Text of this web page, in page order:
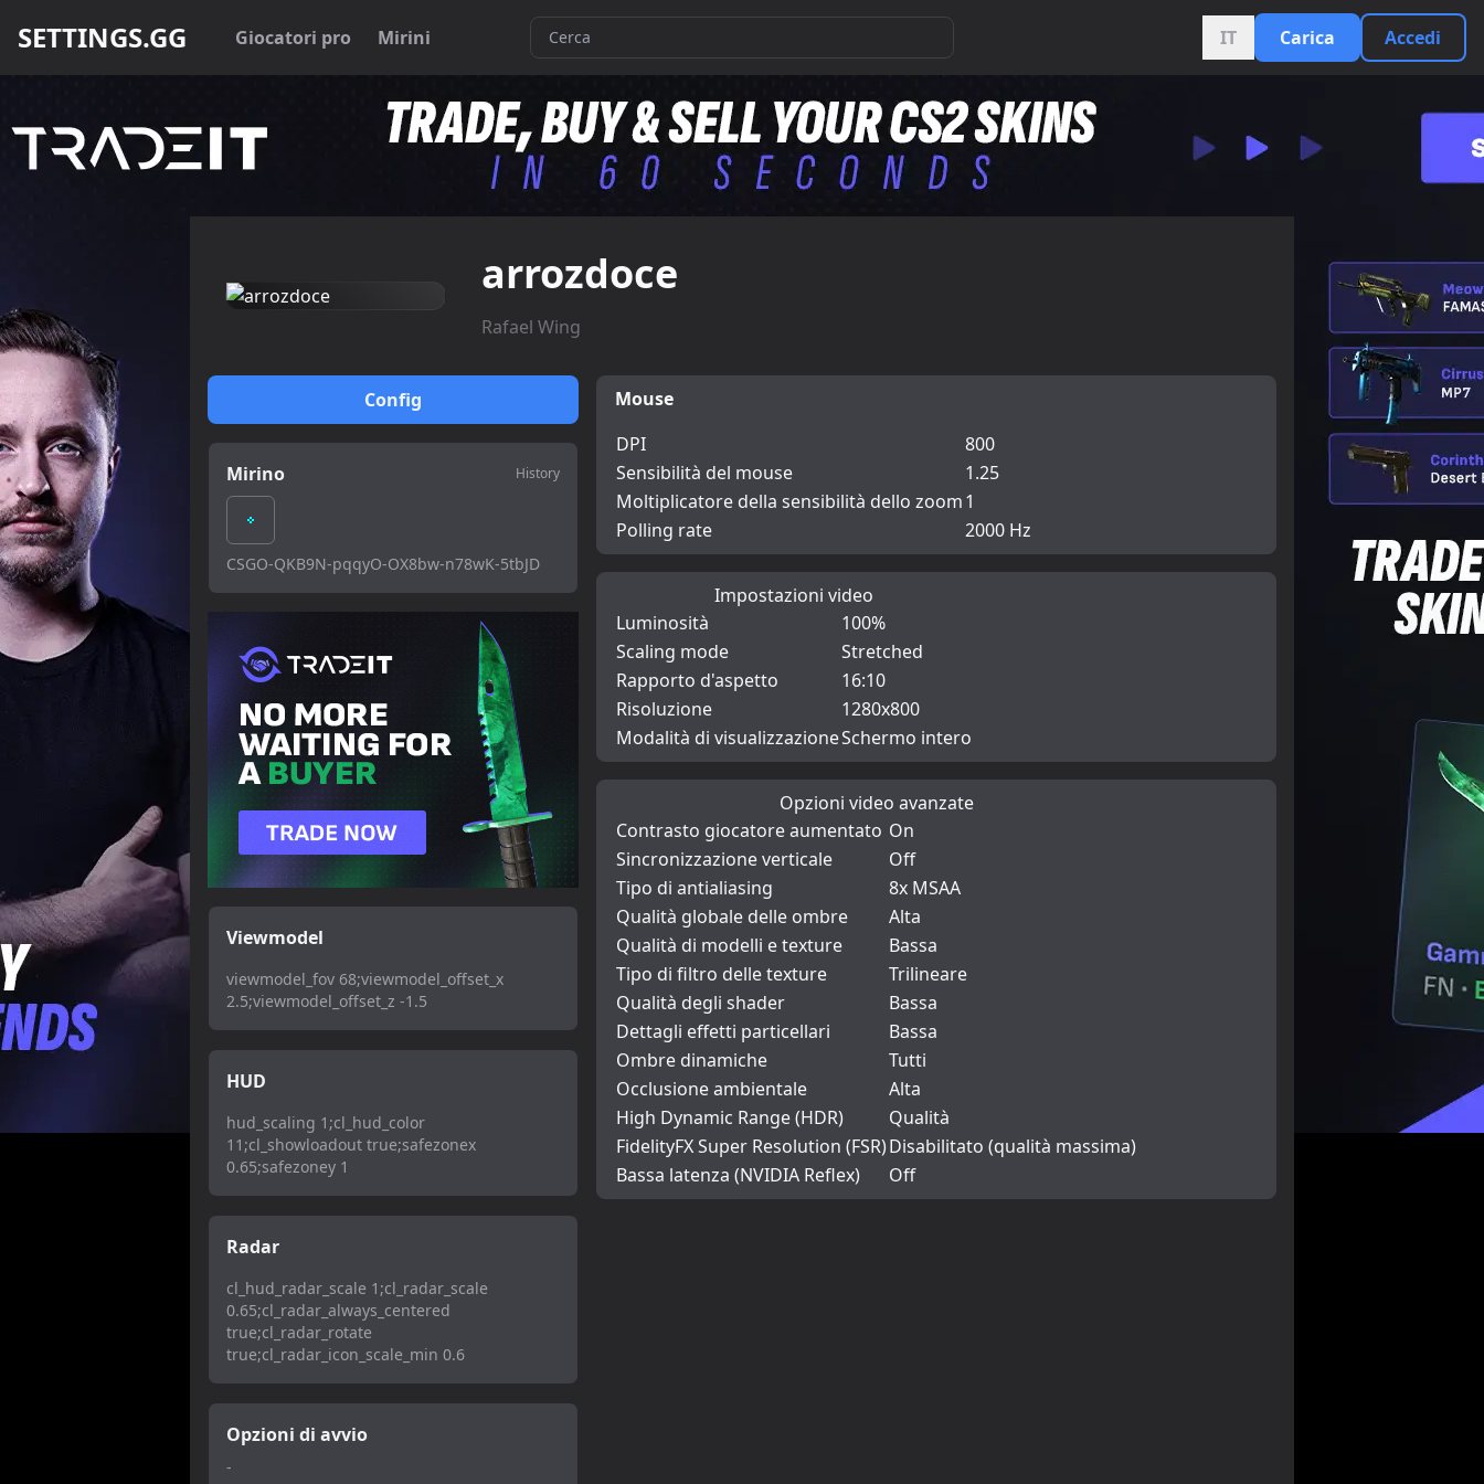
SETTINGS.GG Giocatori pro Mirini IT Carica Accedi
arrozdoce
Rafael Wing
Config
Mirino History
CSGO-QKB9N-pqqyO-OX8bw-n78wK-5tbJD
Viewmodel
viewmodel_fov 68;viewmodel_offset_x
2.5;viewmodel_offset_z -1.5
HUD
hud_scaling 1;cl_hud_color
11;cl_showloadout true;safezonex
0.65;safezoney 1
Radar
cl_hud_radar_scale 1;cl_radar_scale
0.65;cl_radar_always_centered
true;cl_radar_rotate
true;cl_radar_icon_scale_min 0.6
Opzioni di avvio
-
Mouse
DPI
800
Sensibilità del mouse
1.25
Moltiplicatore della sensibilità dello zoom1
Polling rate
2000 Hz
Impostazioni video
Luminosità
100%
Scaling mode
Stretched
Rapporto d'aspetto
16:10
Risoluzione
1280x800
Modalità di visualizzazioneSchermo intero
Opzioni video avanzate
Contrasto giocatore aumentato On
Sincronizzazione verticale
Off
Tipo di antialiasing
8x MSAA
Qualità globale delle ombre
Alta
Qualità di modelli e texture
Bassa
Tipo di filtro delle texture
Trilineare
Qualità degli shader
Bassa
Dettagli effetti particellari
Bassa
Ombre dinamiche
Tutti
Occlusione ambientale
Alta
High Dynamic Range (HDR)
Qualità
FidelityFX Super Resolution (FSR)Disabilitato (qualità massima)
Bassa latenza (NVIDIA Reflex)
Off